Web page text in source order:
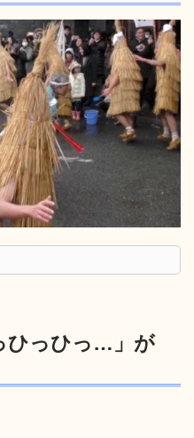
ひっひっ…」が